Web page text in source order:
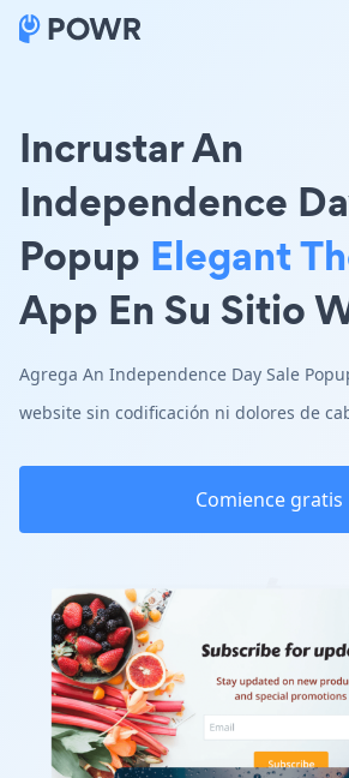
Incrustar An
Independence
Popup Elegant
App En Su Sitio
Agrega An Independence Day Sale
website sin codificación ni dolores de
Comience gratis